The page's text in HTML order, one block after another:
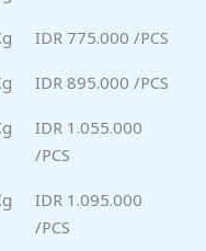
IDR 775.000 /PCS
IDR 895.000 /PCS
IDR 1.055.000
/PCS
IDR 1.095.000
/PCS